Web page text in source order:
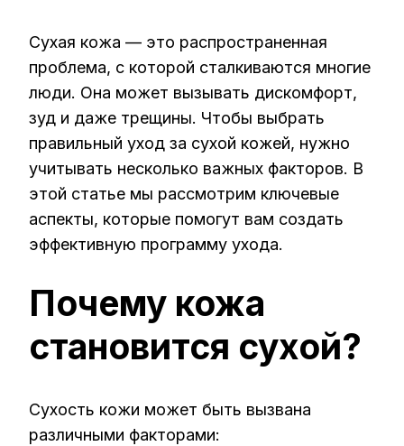
Сухая кожа — это распространенная
проблема, с которой сталкиваются многие
люди. Она может вызывать дискомфорт,
зуд и даже трещины. Чтобы выбрать
правильный уход за сухой кожей, нужно
учитывать несколько важных факторов. В
этой статье мы рассмотрим ключевые
аспекты, которые помогут вам создать
эффективную программу ухода.
Почему кожа
становится сухой?
Сухость кожи может быть вызвана
различными факторами: